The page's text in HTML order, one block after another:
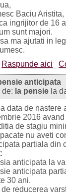
Baciu
ingrijitor de 16
sunt majori.
ma ajutati in
Raspunde aici
anticipata
de: la pensie la
data de nastere
2016
de stagiu
nu aveti
partiala din
anticipata la
anticipata
30 ani.
de reducerea